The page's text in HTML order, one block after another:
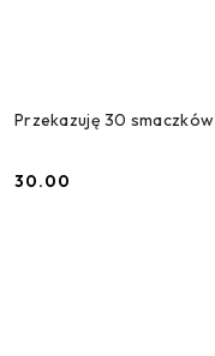
Przekazuję 30 smaczków
Cena:
30.00